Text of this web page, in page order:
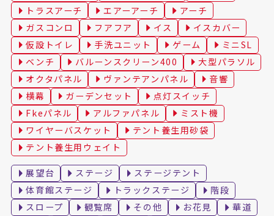
トラスアーチ
エアーアーチ
アーチ
ガスコンロ
フアフア イス
イスカバー
仮設トイレ
手洗ユニット ゲーム
ミニSL
ベンチ
バルーンスクリーン400
大型パラソル
オクタパネル
ヴァンテアンパネル
音響
横幕
ガーデンセット
点灯スイッチ
Fkeパネル
アルファパネル
ミスト機
ワイヤーバスケット
テント養生用砂袋
テント養生用ウェイト
展望台 ステージ
ステージテント
体育館ステージ
トラックステージ
階段
スロープ
観覧席 その他 お花見
華道